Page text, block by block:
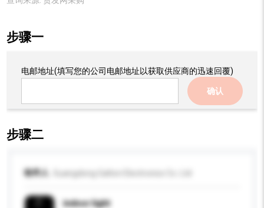
步骤一
电邮地址(填写您的公司电邮地址以获取供应商的迅速回覆)
确认
步骤二
收件人
indoor light